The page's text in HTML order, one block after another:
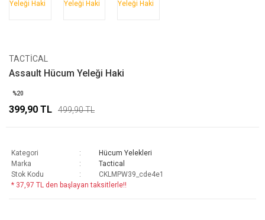
TACTICAL
Assault Hücum Yeleği Haki
%20
399,90 TL 499,90 TL
Kategori
Hücum Yelekleri
Marka
Tactical
Stok Kodu
CKLMPW39_cde4e1
* 37,97 TL den başlayan taksitlerle!!